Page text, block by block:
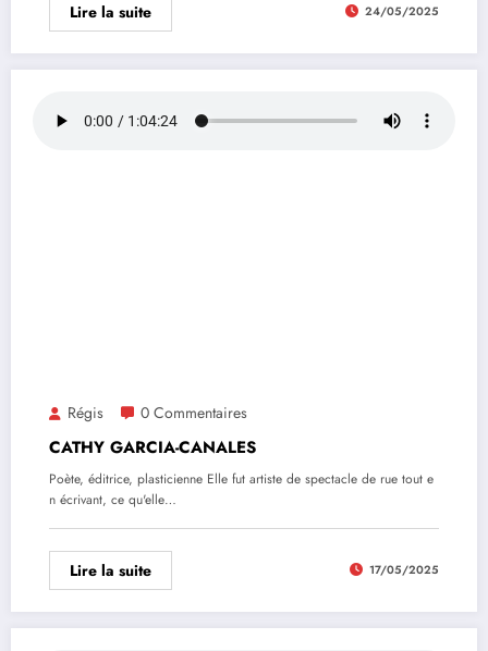
Lire la suite 24/05/2025
Régis 0 Commentaires
CATHY GARCIA-CANALES
Poète, éditrice, plasticienne Elle fut artiste de spectacle de rue tout e
n écrivant, ce qu'elle…
Lire la suite 17/05/2025